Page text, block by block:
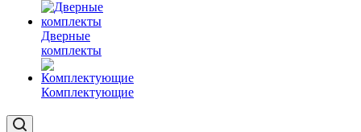
Дверные
комплекты
Комплектующие